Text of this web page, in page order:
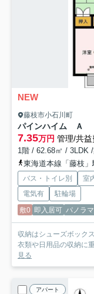
NEW
藤枝市小石川町
パインハイム Ａ
7.35万円 管理/共益
1階 / 62.68㎡ / 3LDK
東海道本線「藤枝
バス・トイレ別 室
電気有
駐輪場
敷0 即入居可 パノラマ
収納はシューズボック
衣類や日用品の収納に
見る
アパート